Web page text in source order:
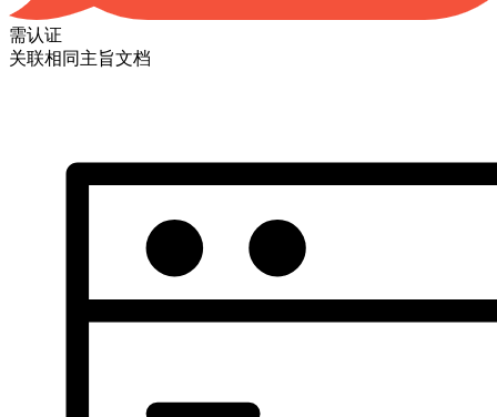
需认证
关联相同主旨文档